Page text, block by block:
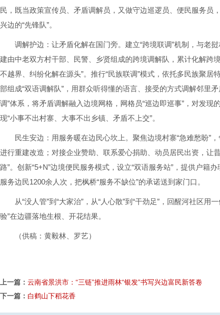
民，既当政策宣传员、矛盾调解员，又做守边巡逻员、便民服务员
兴边的“先锋队”。
调解护边：让矛盾化解在国门旁。建立“跨境联调”机制，与老
建由中老双方村干部、民警、乡贤组成的跨境调解队，累计化解跨
不越界、纠纷化解在源头”。推行“民族联调”模式，依托多民族聚
部组成“双语调解队”，用群众听得懂的语言、接受的方式调解邻里
调”体系，将矛盾调解融入边境网格，网格员“巡边即巡事”，对发
现“小事不出村寨、大事不出乡镇、矛盾不上交”。
民生安边：用服务暖在边民心坎上。聚焦边境村寨“急难愁盼”
进行重建改造；对接企业赞助、联系爱心捐助、动员居民出资，让
路”。创新“5+N”边境便民服务模式，设立“双语服务站”，提供户籍
服务边民1200余人次，把枫桥“服务不缺位”的承诺送到家门口。
从“没人管”到“大家治”，从“人心散”到“干劲足”，回醒河社区
验”在边疆落地生根、开花结果。
（供稿：黄毅林、罗艺）
上一篇： 云南省景洪市：“三链”推进雨林“银发”书写兴边富民新答卷
下一篇： 白鹤山下稻花香